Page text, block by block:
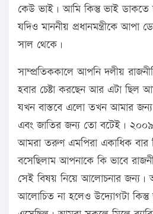
কেউ ভাই। আমি কিন্তু ভাই ডাকতে
যদিও মাননীয় প্রধানমন্ত্রীকে
সাল থেকে।
স‍াম্প্রতিককালে আপনি দলীয়
হবার চেষ্টা করছেন আর এটা ছিল
যখন বাস্তবে এলো তখন আমার জন্য
এবং জাতির জন্য তো বটেই।
আমরা তরুণ এমপিরা একাধিক বার
বসেছিলাম আপনাকে কি ভাবে
সেই বিষয় নিয়ে আলোচনার
আলোচিত না হলেও উদ্যোগটা